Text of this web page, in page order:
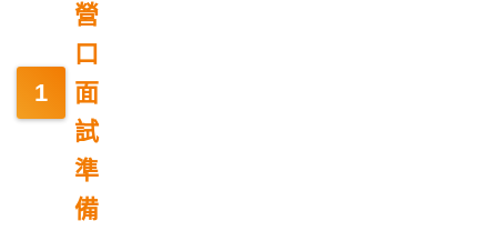
營
口
面
試
準
備